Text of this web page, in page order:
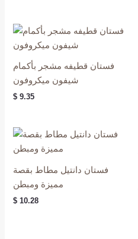
فستان قطيفه مشجر بأكمام
شيفون ميكروفون
$ 9.35
فستان دانتيل مطاط بقصة
مميزة ومبطن
$ 10.28